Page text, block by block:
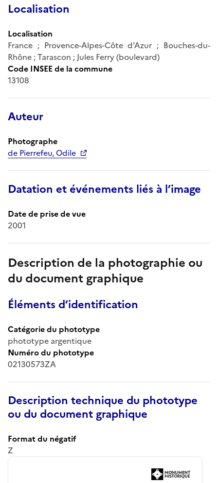
Localisation
Localisation
France ; Provence-Alpes-Côte d'Azur ; Bouches-du-
Rhône ; Tarascon ; Jules Ferry (boulevard)
Code INSEE de la commune
13108
Auteur
Photographe
de Pierrefeu, Odile
Datation et événements liés à l’image
Date de prise de vue
2001
Description de la photographie ou
du document graphique
Éléments d’identification
Catégorie du phototype
phototype argentique
Numéro du phototype
02130573ZA
Description technique du phototype
ou du document graphique
Format du négatif
Z